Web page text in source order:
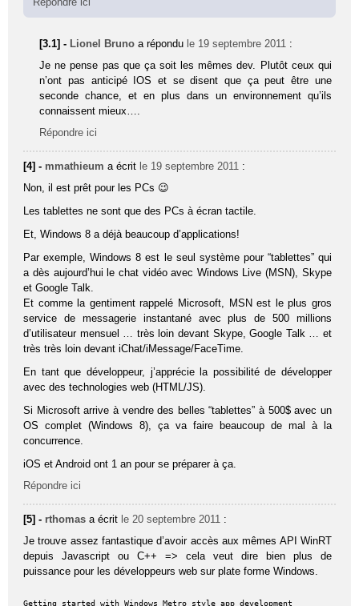
[3.1] - Lionel Bruno a répondu le 19 septembre 2011 :
Je ne pense pas que ça soit les mêmes dev. Plutôt ceux qui
n’ont pas anticipé IOS et se disent que ça peut être une
seconde chance, et en plus dans un environnement qu’ils
connaissent mieux….
Répondre ici
[4] - mmathieum a écrit le 19 septembre 2011 :
Non, il est prêt pour les PCs 😉
Les tablettes ne sont que des PCs à écran tactile.
Et, Windows 8 a déjà beaucoup d’applications!
Par exemple, Windows 8 est le seul système pour “tablettes” qui
a dès aujourd’hui le chat vidéo avec Windows Live (MSN), Skype
et Google Talk.
Et comme la gentiment rappelé Microsoft, MSN est le plus gros
service de messagerie instantané avec plus de 500 millions
d’utilisateur mensuel … très loin devant Skype, Google Talk … et
très très loin devant iChat/iMessage/FaceTime.
En tant que développeur, j’apprécie la possibilité de développer
avec des technologies web (HTML/JS).
Si Microsoft arrive à vendre des belles “tablettes” à 500$ avec un
OS complet (Windows 8), ça va faire beaucoup de mal à la
concurrence.
iOS et Android ont 1 an pour se préparer à ça.
Répondre ici
[5] - rthomas a écrit le 20 septembre 2011 :
Je trouve assez fantastique d’avoir accès aux mêmes API WinRT
depuis Javascript ou C++ => cela veut dire bien plus de
puissance pour les développeurs web sur plate forme Windows.
Getting started with Windows Metro style app development